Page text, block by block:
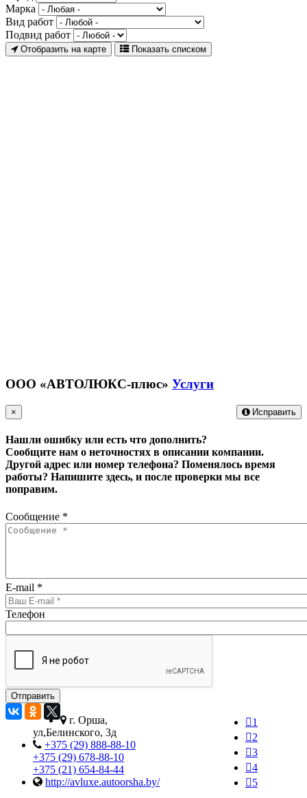
Марка
Вид работ
Подвид работ
Отобразить на карте Показать списком
ООО «АВТОЛЮКС-плюс» Услуги
Исправить
×
Нашли ошибку или есть что дополнить?
Сообщите нам о неточностях в описании компании.
Другой адрес или номер телефона? Поменялось время
работы? Напишите здесь, и после проверки мы все
поправим.
Сообщение *
E-mail *
Телефон
1
2
3
4
5
г. Орша,
ул,Белинского, 3д
+375 (29) 888-88-10
+375 (29) 678-88-10
+375 (21) 654-84-44
http://avluxe.autoorsha.by/